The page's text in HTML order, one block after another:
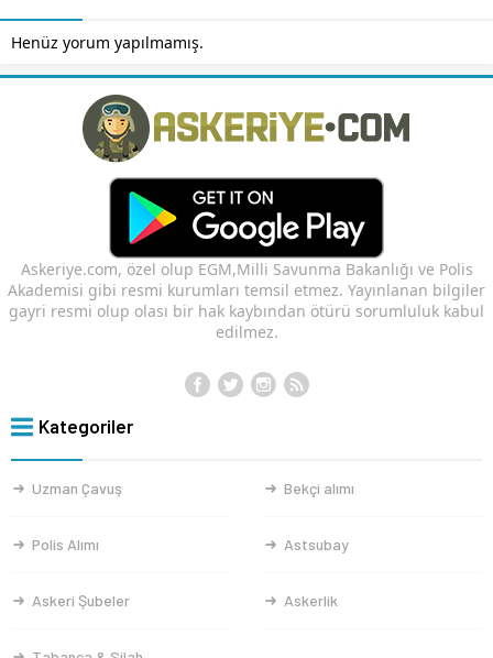
Henüz yorum yapılmamış.
Askeriye.com, özel olup EGM,Milli Savunma Bakanlığı ve Polis
Akademisi gibi resmi kurumları temsil etmez. Yayınlanan bilgiler
gayri resmi olup olası bir hak kaybından ötürü sorumluluk kabul
edilmez.
Kategoriler
Uzman Çavuş Bekçi alımı
Polis Alımı Astsubay
Askeri Şubeler Askerlik